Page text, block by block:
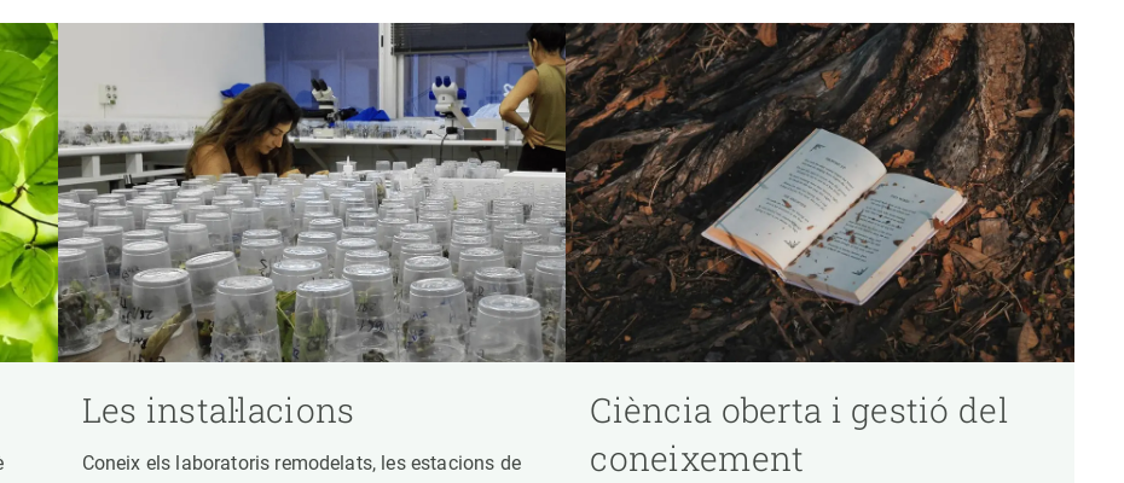
Les instal·lacions
Coneix els laboratoris remodelats, les estacions de
Ciència oberta i gestió del
coneixement